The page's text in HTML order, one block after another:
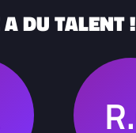
DU TALENT !